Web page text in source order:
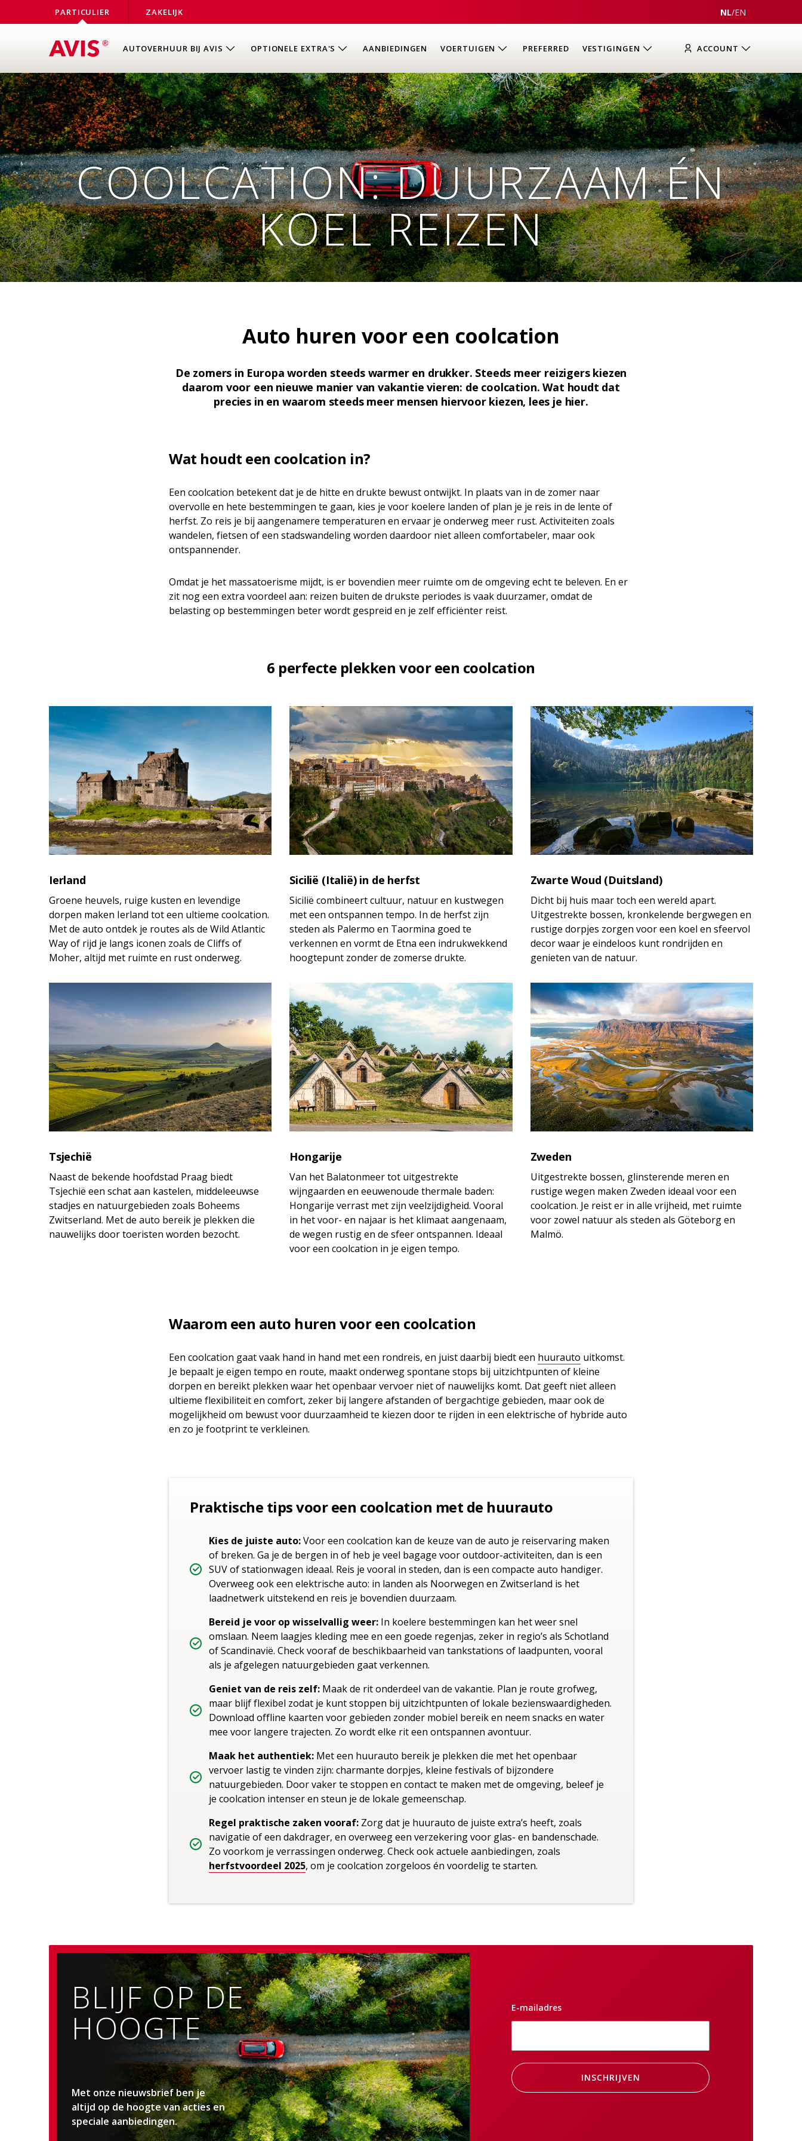
PARTICULIER ZAKELIJK NL/EN
AUTOVERHUUR BIJ AVIS OPTIONELE EXTRA'S AANBIEDINGEN VOERTUIGEN PREFERRED VESTIGINGEN ACCOUNT
COOLCATION: DUURZAAM ÉN
KOEL REIZEN
Auto huren voor een coolcation
De zomers in Europa worden steeds warmer en drukker. Steeds meer reizigers kiezen
daarom voor een nieuwe manier van vakantie vieren: de coolcation. Wat houdt dat
precies in en waarom steeds meer mensen hiervoor kiezen, lees je hier.
Wat houdt een coolcation in?
Een coolcation betekent dat je de hitte en drukte bewust ontwijkt. In plaats van in de zomer naar
overvolle en hete bestemmingen te gaan, kies je voor koelere landen of plan je je reis in de lente of
herfst. Zo reis je bij aangenamere temperaturen en ervaar je onderweg meer rust. Activiteiten zoals
wandelen, fietsen of een stadswandeling worden daardoor niet alleen comfortabeler, maar ook
ontspannender.
Omdat je het massatoerisme mijdt, is er bovendien meer ruimte om de omgeving echt te beleven. En er
zit nog een extra voordeel aan: reizen buiten de drukste periodes is vaak duurzamer, omdat de
belasting op bestemmingen beter wordt gespreid en je zelf efficiënter reist.
6 perfecte plekken voor een coolcation
Ierland
Groene heuvels, ruige kusten en levendige
dorpen maken Ierland tot een ultieme coolcation.
Met de auto ontdek je routes als de Wild Atlantic
Way of rijd je langs iconen zoals de Cliffs of
Moher, altijd met ruimte en rust onderweg.
Sicilië (Italië) in de herfst
Sicilië combineert cultuur, natuur en kustwegen
met een ontspannen tempo. In de herfst zijn
steden als Palermo en Taormina goed te
verkennen en vormt de Etna een indrukwekkend
hoogtepunt zonder de zomerse drukte.
Zwarte Woud (Duitsland)
Dicht bij huis maar toch een wereld apart.
Uitgestrekte bossen, kronkelende bergwegen en
rustige dorpjes zorgen voor een koel en sfeervol
decor waar je eindeloos kunt rondrijden en
genieten van de natuur.
Tsjechië
Naast de bekende hoofdstad Praag biedt
Tsjechië een schat aan kastelen, middeleeuwse
stadjes en natuurgebieden zoals Boheems
Zwitserland. Met de auto bereik je plekken die
nauwelijks door toeristen worden bezocht.
Hongarije
Van het Balatonmeer tot uitgestrekte
wijngaarden en eeuwenoude thermale baden:
Hongarije verrast met zijn veelzijdigheid. Vooral
in het voor- en najaar is het klimaat aangenaam,
de wegen rustig en de sfeer ontspannen. Ideaal
voor een coolcation in je eigen tempo.
Zweden
Uitgestrekte bossen, glinsterende meren en
rustige wegen maken Zweden ideaal voor een
coolcation. Je reist er in alle vrijheid, met ruimte
voor zowel natuur als steden als Göteborg en
Malmö.
Waarom een auto huren voor een coolcation
Een coolcation gaat vaak hand in hand met een rondreis, en juist daarbij biedt een huurauto uitkomst.
Je bepaalt je eigen tempo en route, maakt onderweg spontane stops bij uitzichtpunten of kleine
dorpen en bereikt plekken waar het openbaar vervoer niet of nauwelijks komt. Dat geeft niet alleen
ultieme flexibiliteit en comfort, zeker bij langere afstanden of bergachtige gebieden, maar ook de
mogelijkheid om bewust voor duurzaamheid te kiezen door te rijden in een elektrische of hybride auto
en zo je footprint te verkleinen.
Praktische tips voor een coolcation met de huurauto
Kies de juiste auto:Voor een coolcation kan de keuze van de auto je reiservaring maken
of breken. Ga je de bergen in of heb je veel bagage voor outdoor-activiteiten, dan is een
SUV of stationwagen ideaal. Reis je vooral in steden, dan is een compacte auto handiger.
Overweeg ook een elektrische auto: in landen als Noorwegen en Zwitserland is het
laadnetwerk uitstekend en reis je bovendien duurzaam.
Bereid je voor op wisselvallig weer: In koelere bestemmingen kan het weer snel
omslaan. Neem laagjes kleding mee en een goede regenjas, zeker in regio’s als Schotland
of Scandinavië. Check vooraf de beschikbaarheid van tankstations of laadpunten, vooral
als je afgelegen natuurgebieden gaat verkennen.
Geniet van de reis zelf: Maak de rit onderdeel van de vakantie. Plan je route grofweg,
maar blijf flexibel zodat je kunt stoppen bij uitzichtpunten of lokale bezienswaardigheden.
Download offline kaarten voor gebieden zonder mobiel bereik en neem snacks en water
mee voor langere trajecten. Zo wordt elke rit een ontspannen avontuur.
Maak het authentiek: Met een huurauto bereik je plekken die met het openbaar
vervoer lastig te vinden zijn: charmante dorpjes, kleine festivals of bijzondere
natuurgebieden. Door vaker te stoppen en contact te maken met de omgeving, beleef je
je coolcation intenser en steun je de lokale gemeenschap.
Regel praktische zaken vooraf: Zorg dat je huurauto de juiste extra’s heeft, zoals
navigatie of een dakdrager, en overweeg een verzekering voor glas- en bandenschade.
Zo voorkom je verrassingen onderweg. Check ook actuele aanbiedingen, zoals
herfstvoordeel 2025, om je coolcation zorgeloos én voordelig te starten.
BLIJF OP DE
HOOGTE
Met onze nieuwsbrief ben je
altijd op de hoogte van acties en
speciale aanbiedingen.
E-mailadres
INSCHRIJVEN